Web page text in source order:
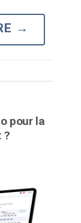
→
pour la
?